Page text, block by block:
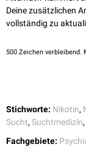
Deine zusätzlichen
vollständig zu
500 Zeichen verbleibend.
Stichworte: Nikotin,
Sucht, Suchtmedizin,
Fachgebiete: